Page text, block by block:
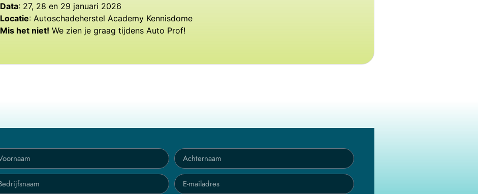
Data: 27, 28 en 29 januari 2026
Locatie: Autoschadeherstel Academy Kennisdome
Mis het niet! We zien je graag tijdens Auto Prof!